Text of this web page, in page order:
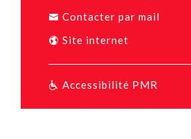
Contacter par mail
Site internet
Accessibilité PMR